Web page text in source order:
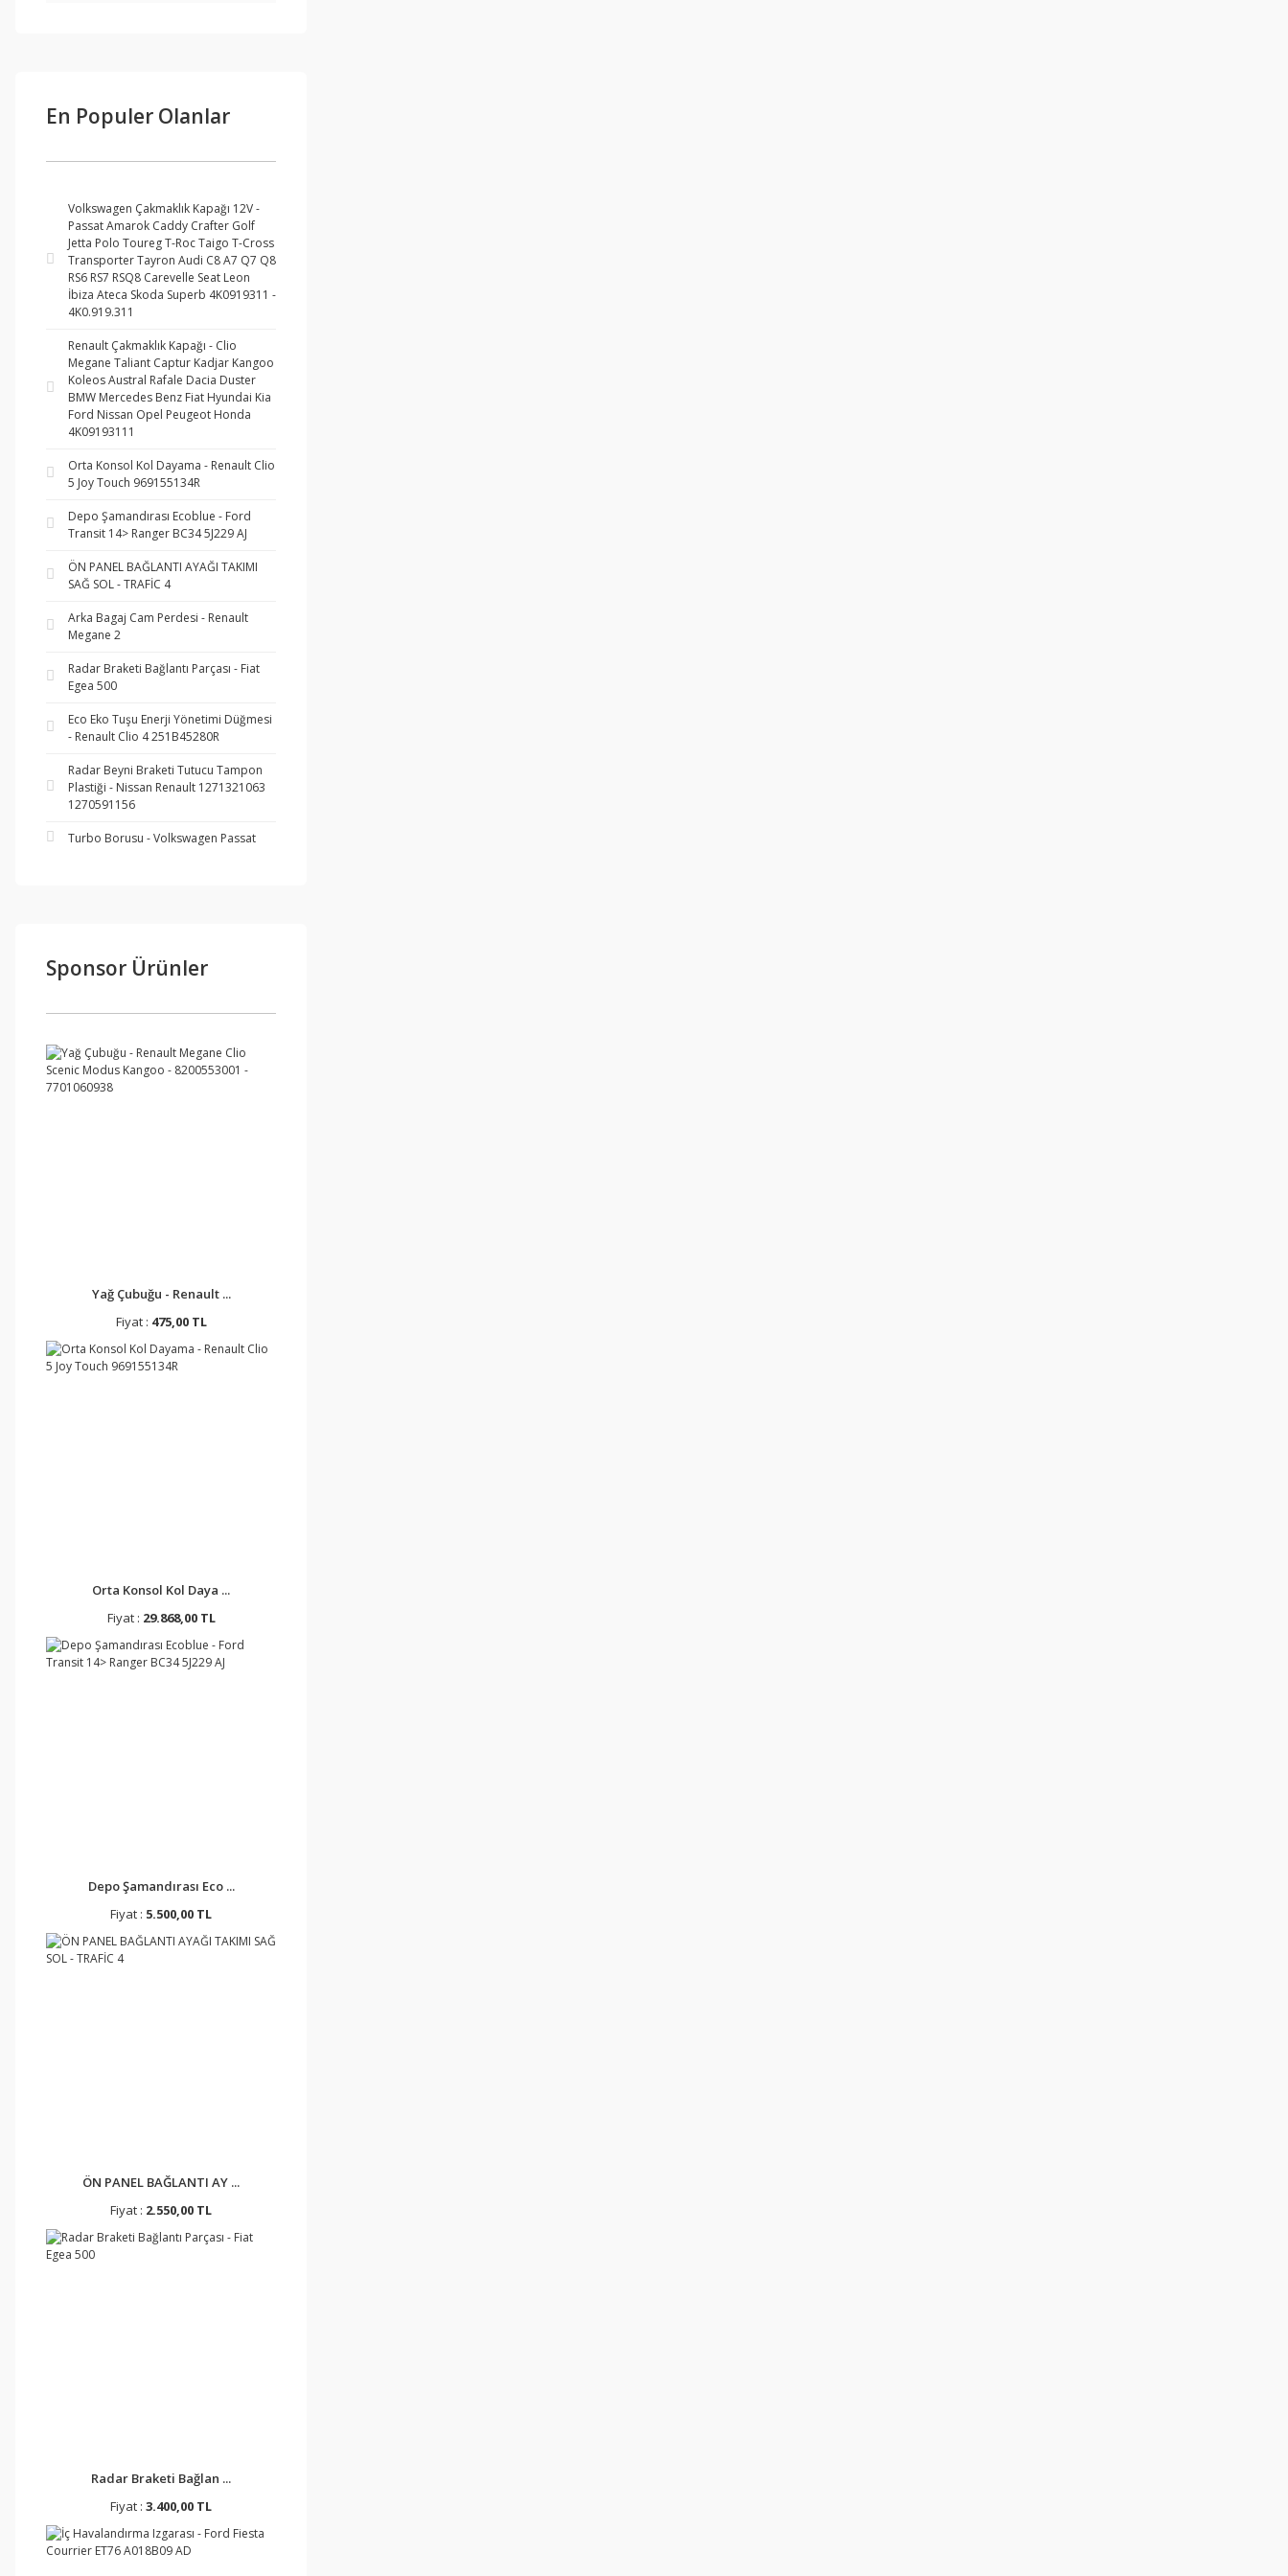
En Populer Olanlar
Volkswagen Çakmaklık Kapağı 12V -
Passat Amarok Caddy Crafter Golf
Jetta Polo Toureg T-Roc Taigo T-Cross
Transporter Tayron Audi C8 A7 Q7 Q8
RS6 RS7 RSQ8 Carevelle Seat Leon
İbiza Ateca Skoda Superb 4K0919311 -
4K0.919.311
Renault Çakmaklık Kapağı - Clio
Megane Taliant Captur Kadjar Kangoo
Koleos Austral Rafale Dacia Duster
BMW Mercedes Benz Fiat Hyundai Kia
Ford Nissan Opel Peugeot Honda
4K09193111
Orta Konsol Kol Dayama - Renault Clio
5 Joy Touch 969155134R
Depo Şamandırası Ecoblue - Ford
Transit 14> Ranger BC34 5J229 AJ
ÖN PANEL BAĞLANTI AYAĞI TAKIMI
SAĞ SOL - TRAFİC 4
Arka Bagaj Cam Perdesi - Renault
Megane 2
Radar Braketi Bağlantı Parçası - Fiat
Egea 500
Eco Eko Tuşu Enerji Yönetimi Düğmesi
- Renault Clio 4 251B45280R
Radar Beyni Braketi Tutucu Tampon
Plastiği - Nissan Renault 1271321063
1270591156
Turbo Borusu - Volkswagen Passat
Sponsor Ürünler
Yağ Çubuğu - Renault ...
Fiyat : 475,00 TL
Orta Konsol Kol Daya ...
Fiyat : 29.868,00 TL
Depo Şamandırası Eco ...
Fiyat : 5.500,00 TL
ÖN PANEL BAĞLANTI AY ...
Fiyat : 2.550,00 TL
Radar Braketi Bağlan ...
Fiyat : 3.400,00 TL